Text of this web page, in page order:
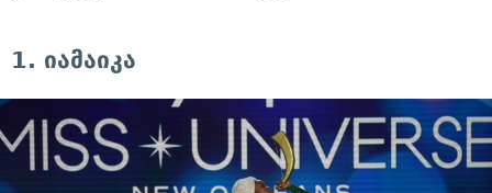
1. იამაიკა